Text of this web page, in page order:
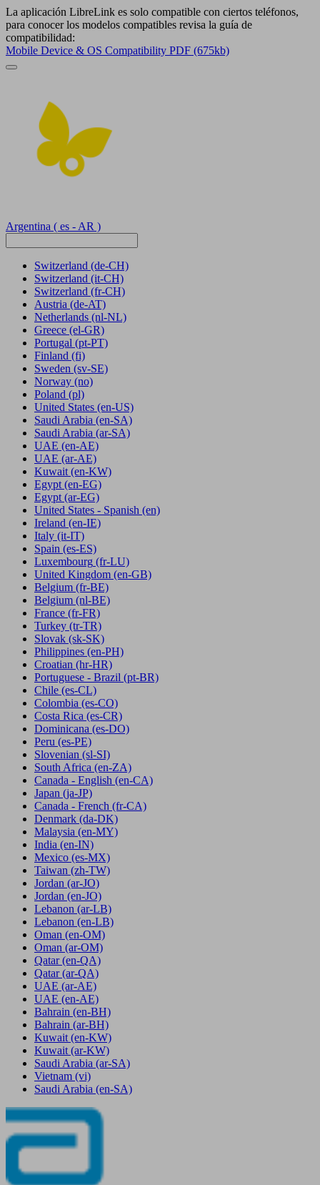
La aplicación LibreLink es solo compatible con ciertos teléfonos,
para conocer los modelos compatibles revisa la guía de
compatibilidad:
Mobile Device & OS Compatibility PDF (675kb)
Argentina ( es - AR )
Switzerland (de-CH)
Switzerland (it-CH)
Switzerland (fr-CH)
Austria (de-AT)
Netherlands (nl-NL)
Greece (el-GR)
Portugal (pt-PT)
Finland (fi)
Sweden (sv-SE)
Norway (no)
Poland (pl)
United States (en-US)
Saudi Arabia (en-SA)
Saudi Arabia (ar-SA)
UAE (en-AE)
UAE (ar-AE)
Kuwait (en-KW)
Egypt (en-EG)
Egypt (ar-EG)
United States - Spanish (en)
Ireland (en-IE)
Italy (it-IT)
Spain (es-ES)
Luxembourg (fr-LU)
United Kingdom (en-GB)
Belgium (fr-BE)
Belgium (nl-BE)
France (fr-FR)
Turkey (tr-TR)
Slovak (sk-SK)
Philippines (en-PH)
Croatian (hr-HR)
Portuguese - Brazil (pt-BR)
Chile (es-CL)
Colombia (es-CO)
Costa Rica (es-CR)
Dominicana (es-DO)
Peru (es-PE)
Slovenian (sl-SI)
South Africa (en-ZA)
Canada - English (en-CA)
Japan (ja-JP)
Canada - French (fr-CA)
Denmark (da-DK)
Malaysia (en-MY)
India (en-IN)
Mexico (es-MX)
Taiwan (zh-TW)
Jordan (ar-JO)
Jordan (en-JO)
Lebanon (ar-LB)
Lebanon (en-LB)
Oman (en-OM)
Oman (ar-OM)
Qatar (en-QA)
Qatar (ar-QA)
UAE (ar-AE)
UAE (en-AE)
Bahrain (en-BH)
Bahrain (ar-BH)
Kuwait (en-KW)
Kuwait (ar-KW)
Saudi Arabia (ar-SA)
Vietnam (vi)
Saudi Arabia (en-SA)